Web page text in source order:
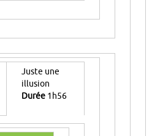
Juste une
illusion
Durée 1h56